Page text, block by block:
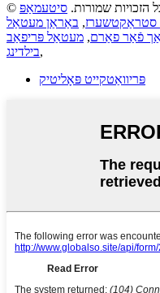
סיטעמאַפּ
סטראַקטשערז, באַראַן מעטאַל
פֿאַר פאַרם, מעטאַל פּריפאַב
בילדינג,
פּריוואַטקייט פּאָליטיק